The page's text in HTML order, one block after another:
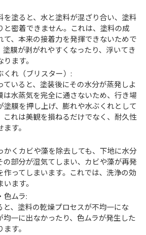
を塗ると、水と塗料が混ざり合い、塗料
と密着できません。これは、塗料の成
て、本来の接着力を発揮できないためで
塗膜が剥がれやすくなったり、浮いてき
ます。
くれ（ブリスター）:
ていると、塗装後にその水分が蒸発しよ
は水蒸気を完全に通さないため、行き場
塗膜を押し上げ、膨れや水ぶくれとして
これは美観を損ねるだけでなく、耐久性
す。
かくカビや藻を除去しても、下地に水分
の部分が湿気てしまい、カビや藻が再発
作ってしまいます。これでは、洗浄の効
ます。
色ムラ:
と、塗料の乾燥プロセスが不均一にな
均一に出なかったり、色ムラが発生した
す。